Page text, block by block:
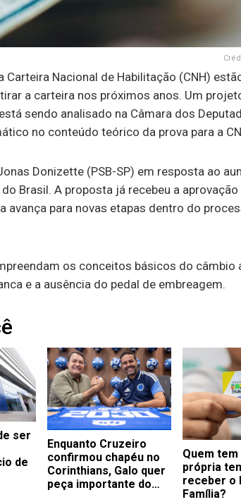
Nacional de Habilitação (CNH)
a carteira nos próximos anos. Um
sendo analisado na Câmara dos
no conteúdo teórico da prova para a
Donizette (PSB-SP) em resposta ao
Brasil. A proposta já recebeu a aprovação
avança para novas etapas dentro do
os conceitos básicos do câmbio
e a ausência do pedal de embreagem.
ser
de
Enquanto Cruzeiro
confirmou chapéu no
Corinthians, Galo quer
peça importante do
Quem tem
própria
receber o
Família?